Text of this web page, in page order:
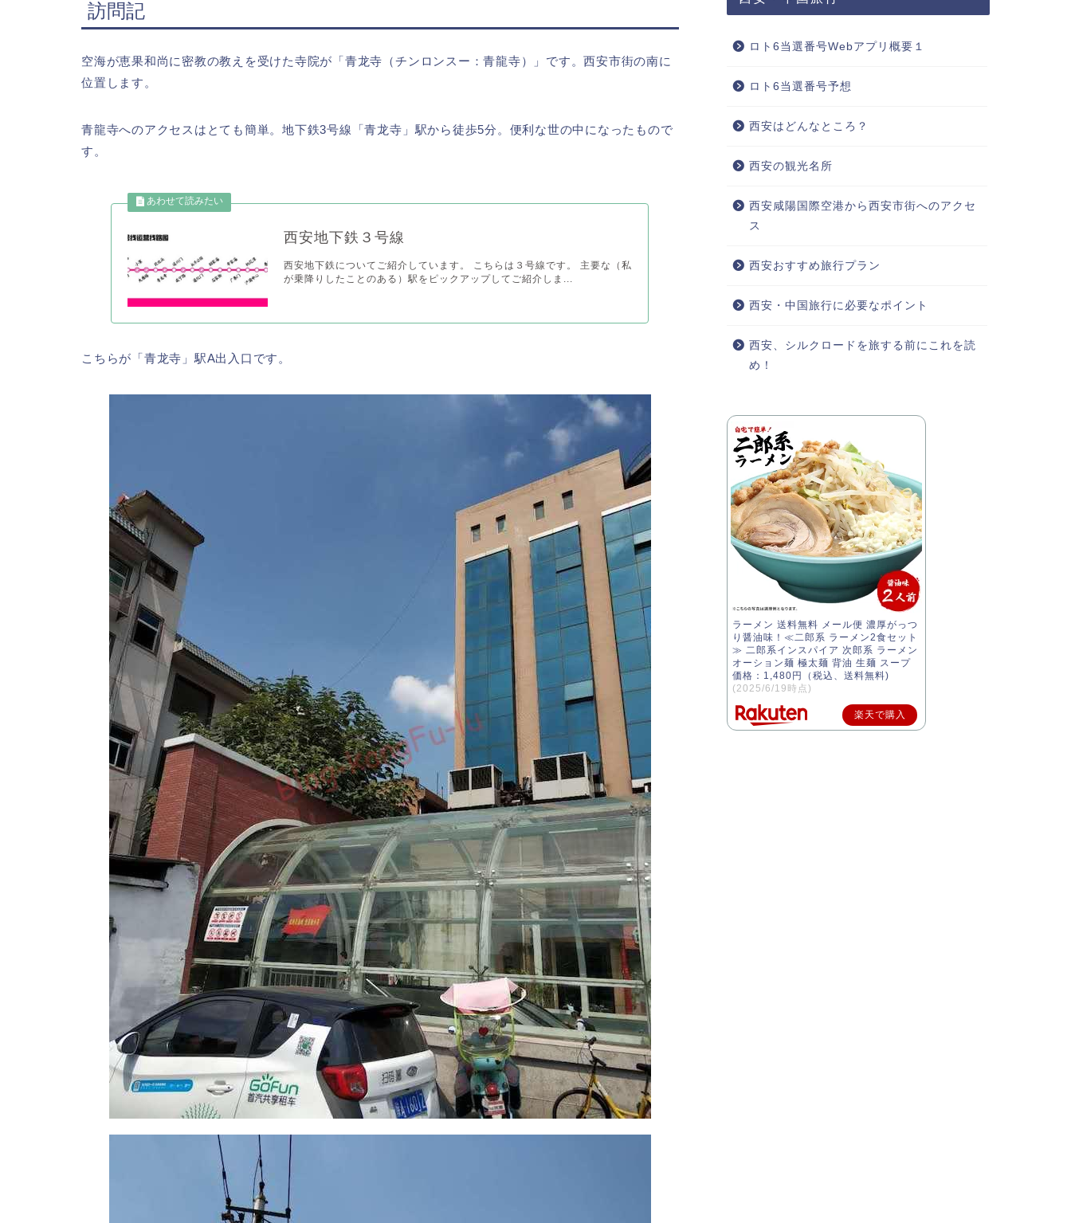
訪問記
空海が恵果和尚に密教の教えを受けた寺院が「青龙寺（チンロンスー：青龍寺）」です。西安市街の南に
位置します。
青龍寺へのアクセスはとても簡単。地下鉄3号線「青龙寺」駅から徒歩5分。便利な世の中になったもので
す。
西安地下鉄３号線
西安地下鉄についてご紹介しています。 こちらは３号線です。 主要な（私
が乗降りしたことのある）駅をピックアップしてご紹介しま...
こちらが「青龙寺」駅A出入口です。
ロト6当選番号Webアプリ概要１
ロト6当選番号予想
西安はどんなところ？
西安の観光名所
西安咸陽国際空港から西安市街へのアクセ
ス
西安おすすめ旅行プラン
西安・中国旅行に必要なポイント
西安、シルクロードを旅する前にこれを読
め！
ラーメン 送料無料 メール便 濃厚がっつ
り醤油味！≪二郎系 ラーメン2食セット
≫ 二郎系インスパイア 次郎系 ラーメン
オーション麺 極太麺 背油 生麺 スープ
価格：1,480円（税込、送料無料)
(2025/6/19時点)
楽天で購入